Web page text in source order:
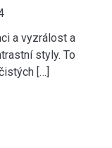
a vyzrálost a
styly. To
[…]